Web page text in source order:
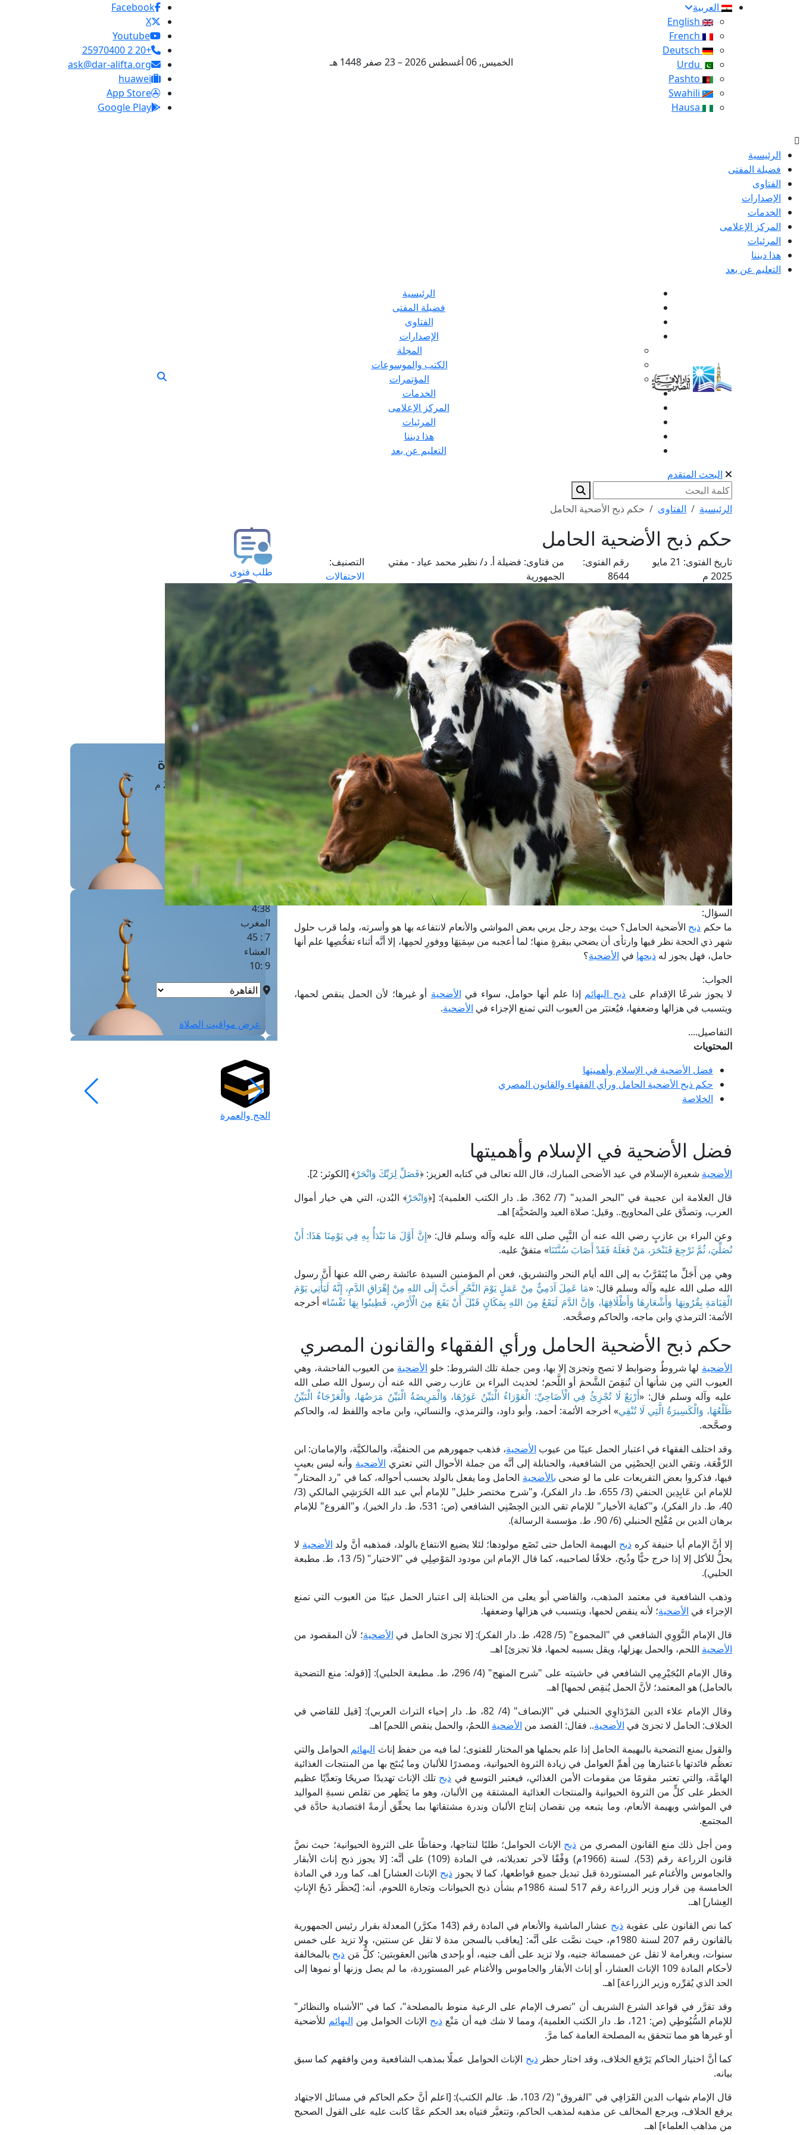
العربية
الخميس, 06 أغسطس 2026 – 23 صفر 1448 هـ
Facebook
X
Youtube
+20 2 25970400
ask@dar-alifta.org
huawei
App Store
Google Play
الرئيسية
فضيلة المفتى
الفتاوى
الإصدارات
الخدمات
المركز الإعلامى
المرئيات
هذا ديننا
التعليم عن بعد
الرئيسية
فضيلة المفتى
الفتاوى
الإصدارات
المجلة
الكتب والموسوعات
المؤتمرات
الخدمات
المركز الإعلامى
المرئيات
هذا ديننا
التعليم عن بعد
البحث المتقدم
الرئيسية الفتاوى حكم ذبح الأضحية الحامل
حكم ذبح الأضحية الحامل
تاريخ الفتوى:
21 مايو
2025 م
رقم الفتوى:
8644
من فتاوى: فضيلة أ. د/ نظير محمد عياد - مفتي
الجمهورية
التصنيف:
الاحتفالات
السؤال:
ما حكم ذبح الأضحية الحامل؟ حيث يوجد رجل يربي بعض المواشي والأنعام لانتفاعه بها هو وأسرته، ولما قرب حلول
شهر ذي الحجة نظر فيها وارتأى أن يضحي ببقرةٍ منها؛ لما أعجبه من سِمَنِهَا ووفورِ لحمِها، إلا أنَّه أثناء تفحُّصِها علم أنها
حامل، فهل يجوز له ذبحها في الأضحية؟
الجواب:
لا يجوز شرعًا الإقدام علىذبح البهائم إذا علم أنها حوامل، سواء في الأضحية أو غيرها؛ لأن الحمل ينقص لحمها،
ويتسبب في هزالها وضعفها، فيُعتبَر من العيوب التي تمنع الإجزاء في الأضحية.
التفاصيل....
المحتويات
فضل الأضحية في الإسلام وأهميتها
حكم ذبح الأضحية الحامل ورأي الفقهاء والقانون المصري
الخلاصة
فضل الأضحية في الإسلام وأهميتها
الأضحية شعيرة الإسلام في عيد الأضحى المبارك، قال الله تعالى في كتابه العزيز: ﴿فَصَلِّ لِرَبِّكَ وَانْحَرْ﴾ [الكوثر: 2].
قال العلامة ابن عجيبة في "البحر المديد" (7/ 362، ط. دار الكتب العلمية): [﴿
وَانْحَرْ﴾ البُدن، التي هي خيار أموال
العرب، وتصدَّق على المحاويج.. وقيل: صلاة العيد والضَحيَّة] اهـ.
وعن البراء بن عازبٍ رضي الله عنه أن النَّبِي صلى الله عليه وآله وسلم قال: «إِنَّ أَوَّلَ مَا نَبْدَأُ بِهِ فِي يَوْمِنَا هَذَا: أَنْ
نُصَلِّيَ، ثُمَّ نَرْجِعَ فَنَنْحَرَ، مَنْ فَعَلَهُ فَقَدْ أَصَابَ سُنَّتَنَا» متفقٌ عليه.
وهي مِن أَجَلِّ ما يُتَقَرَّبُ به إلى الله أيام النحر والتشريق، فعن أم المؤمنين السيدة عائشة رضي الله عنها أَنَّ رسول
الله صلى الله عليه وآله وسلم قال: «مَا عَمِلَ آدَمِيٌّ مِنْ عَمَلٍ يَوْمَ النَّحْرِ أَحَبَّ إِلَى اللهِ مِنْ إِهْرَاقِ الدَّمِ، إِنَّهُ لَيَأْتِي يَوْمَ
الْقِيَامَةِ بِقُرُونِهَا وَأَشْعَارِهَا وَأَظْلَافِهَا، وَإنَّ الدَّمَ لَيَقَعُ مِنَ اللهِ بِمَكَانٍ قَبْلَ أَنْ يَقَعَ مِنَ الْأَرْضِ، فَطِيبُوا بِهَا نَفْسًا» أخرجه
الأئمة: الترمذي وابن ماجه، والحاكم وصحَّحه.
حكم ذبح الأضحية الحامل ورأي الفقهاء والقانون المصري
الأضحية لها شروطٌ وضوابط لا تصح وتجزئ إلا بها، ومن جملة تلك الشروط: خلو الأضحية من العيوب الفاحشة، وهي
العيوب التي مِن شأنها أن تُنقِصَ الشَّحمَ أو اللَّحم؛ لحديث البراء بن عازب رضي الله عنه أن رسول الله صلى الله
عليه وآله وسلم قال: «أَرْبَعٌ لَا تُجْزِئُ فِي الْأَضَاحِيِّ: الْعَوْرَاءُ الْبَيِّنُ عَوَرُهَا، وَالْمَرِيضَةُ الْبَيِّنُ مَرَضُهَا، وَالْعَرْجَاءُ الْبَيِّنُ
ظَلْعُهَا، وَالْكَسِيرَةُ الَّتِي لَا تُنْقِي» أخرجه الأئمة: أحمد، وأبو داود، والترمذي، والنسائي، وابن ماجه واللفظ له، والحاكم
وصحَّحه.
وقد اختلف الفقهاء في اعتبار الحمل عيبًا من عيوب الأضحية، فذهب جمهورهم من الحنفيَّة، والمالكيَّة، والإمامان: ابن
الرِّفْعَة، وتقي الدين الِحصْنِي من الشافعية، والحنابلة إلى أنَّه من جملة الأحوال التي تعتري الأضحية وأنه ليس بعيبٍ
فيها، فذكروا بعض التفريعات على ما لو ضحى بالأضحية الحامل وما يفعل بالولد بحسب أحواله، كما في "رد المحتار"
للإمام ابن عَابِدِين الحنفي (3/ 655، ط. دار الفكر)، و"شرح مختصر خليل" للإمام أبي عبد الله الخَرَشِي المالكي (3/
40، ط. دار الفكر)، و"كفاية الأخيار" للإمام تقي الدين الحِصْنِي الشافعي (ص: 531، ط. دار الخير)، و"الفروع" للإمام
برهان الدين بن مُفْلِح الحنبلي (6/ 90، ط. مؤسسة الرسالة).
إلا أنَّ الإمام أبا حنيفة كرهذبح البهيمة الحامل حتى تَضَع مولودها؛ لئلا يضيع الانتفاع بالولد، فمذهبه أنَّ ولد الأضحية لا
يحلُّ للأكل إلا إذا خرج حيًّا وذُبح، خلافًا لصاحبيه، كما قال الإمام ابن مودود المَوْصِلِي في "الاختيار" (5/ 13، ط. مطبعة
الحلبي).
وذهب الشافعية في معتمد المذهب، والقاضي أبو يعلى من الحنابلة إلى اعتبار الحمل عيبًا من العيوب التي تمنع
الإجزاء في الأضحية؛ لأنه ينقص لحمها، ويتسبب في هزالها وضعفها.
قال الإمام النَّوَوِي الشافعي في "المجموع" (5/ 428، ط. دار الفكر): [لا تجزئ الحامل في
الأضحية؛ لأن المقصود من
الأضحية اللحم، والحمل يهزلها، ويقل بسببه لحمها، فلا تجزئ] اهـ.
وقال الإمام البُجَيْرِمِي الشافعي في حاشيته على "شرح المنهج" (4/ 296، ط. مطبعة الحلبي): [(قوله: منع التضحية
بالحامل) هو المعتمد؛ لأنَّ الحمل يُنقِص لحمها] اهـ.
وقال الإمام علاء الدين المَرْدَاوِي الحنبلي في "الإنصاف" (4/ 82، ط. دار إحياء التراث العربي): [قيل للقاضي في
الخلاف: الحامل لا تجزئ في الأضحية.. فقال: القصد من الأضحية اللحمُ، والحمل ينقص اللحم] اهـ.
والقول بمنع التضحية بالبهيمة الحامل إذا علم بحملها هو المختار للفتوى؛ لما فيه من حفظ إناث البهائم الحوامل والتي
تعظُم فائدتها باعتبارها مِن أهمِّ العوامل في زيادة الثروة الحيوانية، ومصدرًا للألبان وما يُنتَج بها من المنتجات الغذائية
الهامَّة، والتي تعتبر مقومًا من مقومات الأمن الغذائي، فيعتبر التوسع في ذبح تلك الإناث تهديدًا صريحًا وتعدِّيًا عظيم
الخطر على كلٍّ من الثروة الحيوانية والمنتجات الغذائية المشتقة مِن الألبان، وهو ما يَظهر من تقلص نسبةِ المواليد
في المواشي وبهيمة الأنعام، وما يتبعه مِن نقصان إنتاج الألبان وندرة مشتقاتها بما يحقِّق أزمةً اقتصادية حادَّة في
المجتمع.
ومن أجل ذلك منع القانون المصري من ذبح الإناث الحوامل؛ طلبًا لنتاجها، وحفاظًا على الثروة الحيوانية؛ حيث نصَّ
قانون الزراعة رقم (53)، لسنة (1966م) وَفْقًا لآخر تعديلاته، في المادة (109) على أنَّه: [لا يجوز ذبح إناث الأبقار
والجاموس والأغنام غير المستوردة قبل تبديل جميع قواطعها، كما لا يجوز ذبح الإناث العشار] اهـ، كما ورد في المادة
الخامسة مِن قرار وزير الزراعة رقم 517 لسنة 1986م بشأن ذبح الحيوانات وتجارة اللحوم، أنه: [يُحظَر ذَبحُ الإِناثِ
العِشار] اهـ.
كما نص القانون على عقوبة ذبح
عشار الماشية والأنعام في المادة رقم (143 مكرَّر) المعدلة بقرار رئيس الجمهورية
بالقانون رقم 207 لسنة 1980م، حيث نصَّت على أنَّه: [يعاقب بالسجن مدة لا تقل عن سنتين، ولا تزيد على خمس
سنوات، وبغرامة لا تقل عن خمسمائة جنيه، ولا تزيد على ألف جنيه، أو بإحدى هاتين العقوبتين: كلُّ مَن ذبح بالمخالفة
لأحكام المادة 109 الإناث العشار، أو إناث الأبقار والجاموس والأغنام غير المستوردة، ما لم يصل وزنها أو نموها إلى
الحد الذي يُقرِّره وزير الزراعة] اهـ.
وقد تقرَّر في قواعد الشرع الشريف أن "تصرف الإمام على الرعية منوط بالمصلحة"، كما في "الأشباه والنظائر"
للإمام السُّيُوطِي (ص: 121، ط. دار الكتب العلمية)، ومما لا شك فيه أن مَنْع
ذبح الإناث الحوامل مِن البهائم للأضحية
أو غيرها هو مما تتحقق به المصلحة العامة كما مرَّ.
كما أنَّ اختيار الحاكم يَرْفع الخلاف، وقد اختار حظرذبح الإناث الحوامل عملًا بمذهب الشافعية ومن وافقهم كما سبق
بيانه.
قال الإمام شهاب الدين القَرَافِي في "الفروق" (2/ 103، ط. عالم الكتب): [اعلم أنَّ حكم الحاكم في مسائل الاجتهاد
يرفع الخلاف، ويرجع المخالف عن مذهبه لمذهب الحاكم، وتتغيَّر فتياه بعد الحكم عمَّا كانت عليه على القول الصحيح
من مذاهب العلماء] اهـ.
طلب فتوى
استعلام عن فتوى
حجز موعد
الفتوى الهاتفية
مَواقِيتُ الصَّـــلاة
الفجر
4 :40
الشروق
6 :17
الظهر
1 : 1
العصر
4:38
المغرب
7 : 45
العشاء
9 :10
عرض مواقيت الصلاة
الحج والعمرة